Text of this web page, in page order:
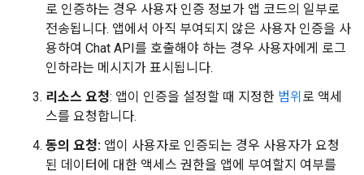
로 인증하는 경우 사용자 인증 정보가 앱 코드의 일부로
전송됩니다. 앱에서 아직 부여되지 않은 사용자 인증을 사
용하여 Chat API를 호출해야 하는 경우 사용자에게 로그
인하라는 메시지가 표시됩니다.
리소스 요청: 앱이 인증을 설정할 때 지정한 범위 로 액세
스를 요청합니다.
동의 요청: 앱이 사용자로 인증되는 경우 사용자가 요청
된 데이터에 대한 액세스 권한을 앱에 부여할지 여부를